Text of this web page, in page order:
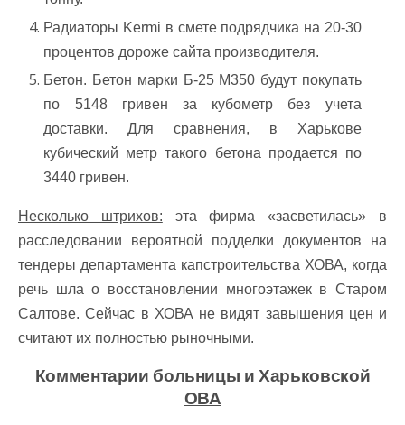
Радиаторы Kermi в смете подрядчика на 20-30
процентов дороже сайта производителя.
Бетон. Бетон марки Б-25 М350 будут покупать
по 5148 гривен за кубометр без учета
доставки. Для сравнения, в Харькове
кубический метр такого бетона продается по
3440 гривен.
Несколько штрихов: эта фирма «засветилась» в
расследовании вероятной подделки документов на
тендеры департамента капстроительства ХОВА, когда
речь шла о восстановлении многоэтажек в Старом
Салтове. Сейчас в ХОВА не видят завышения цен и
считают их полностью рыночными.
Комментарии больницы и Харьковской
ОВА